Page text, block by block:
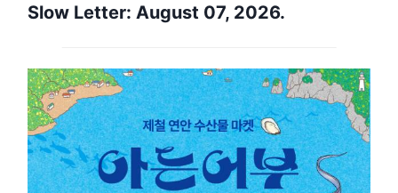
Slow Letter: August 07, 2026.